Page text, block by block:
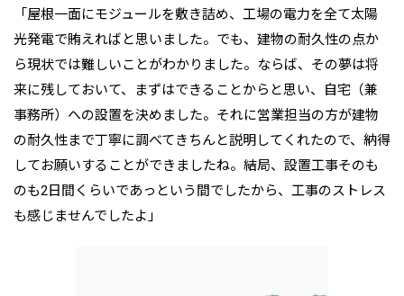
「屋根一面にモジュールを敷き詰め、工場の電力を全て太陽
光発電で賄えればと思いました。でも、建物の耐久性の点か
ら現状では難しいことがわかりました。ならば、その夢は将
来に残しておいて、まずはできることからと思い、自宅（兼
事務所）への設置を決めました。それに営業担当の方が建物
の耐久性まで丁寧に調べてきちんと説明してくれたので、納得
してお願いすることができましたね。結局、設置工事そのも
のも2日間くらいであっという間でしたから、工事のストレス
も感じませんでしたよ」